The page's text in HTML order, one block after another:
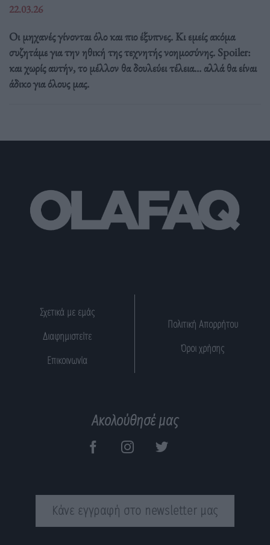
22.03.26
Οι μηχανές γίνονται όλο και πιο έξυπνες. Κι εμείς ακόμα
συζητάμε για την ηθική της τεχνητής νοημοσύνης. Spoiler:
και χωρίς αυτήν, το μέλλον θα δουλεύει τέλεια... αλλά θα είναι
άδικο για όλους μας.
Σχετικά με εμάς
Διαφημιστείτε
Επικοινωνία
Πολιτική Απορρήτου
Όροι χρήσης
Ακολούθησέ μας
Κάνε εγγραφή στο newsletter μας